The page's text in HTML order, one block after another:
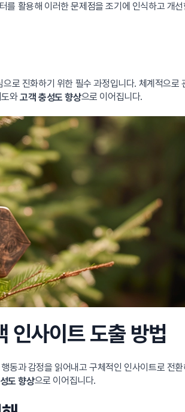
를 활용해 이러한 문제점을 조기에 인식하고 개선
로 진화하기 위한 필수 과정입니다. 체계적으
도와고객 충성도 향상으로 이어집니다.
인사이트 도출 방법
과 감정을 읽어내고 구체적인 인사이트로 전
도 향상으로 이어집니다.